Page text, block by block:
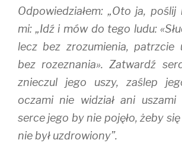
Odpowiedziałem: „Oto ja, poślij
mi: „Idź i mów do tego ludu:
lecz bez zrozumienia, patrzcie
bez rozeznania». Zatwardź
znieczul jego uszy, zaślep
oczami nie widział ani uszami
serce jego by nie pojęło, żeby
nie był uzdrowiony”.